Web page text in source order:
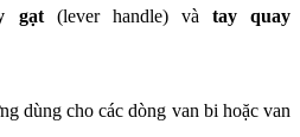
gạt(lever handle) và tay quay
dùng cho các dòng van bi hoặc van